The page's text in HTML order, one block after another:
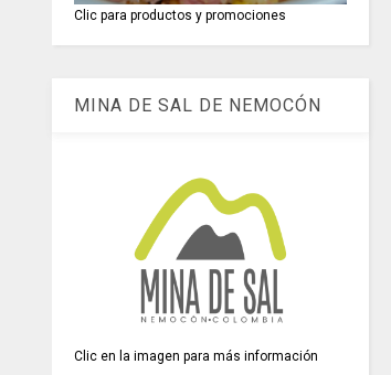
Clic para productos y promociones
MINA DE SAL DE NEMOCÓN
Clic en la imagen para más información